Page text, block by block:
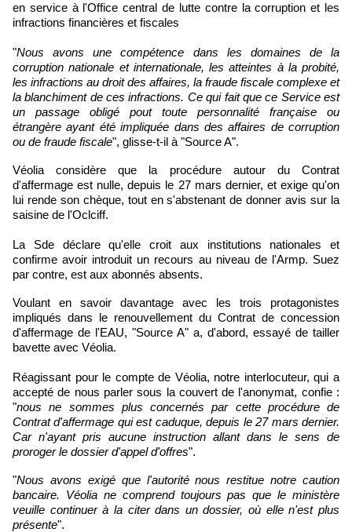
en service à l'Office central de lutte contre la corruption et les
infractions financières et fiscales
"Nous avons une compétence dans les domaines de la
corruption nationale et internationale, les atteintes à la probité,
les infractions au droit des affaires, la fraude fiscale complexe et
la blanchiment de ces infractions. Ce qui fait que ce Service est
un passage obligé pout toute personnalité française ou
étrangère ayant été impliquée dans des affaires de corruption
ou de fraude fiscale", glisse-t-il à "Source A".
Véolia considère que la procédure autour du Contrat
d'affermage est nulle, depuis le 27 mars dernier, et exige qu'on
lui rende son chèque, tout en s'abstenant de donner avis sur la
saisine de l'Oclciff.
La Sde déclare qu'elle croit aux institutions nationales et
confirme avoir introduit un recours au niveau de l'Armp. Suez
par contre, est aux abonnés absents.
Voulant en savoir davantage avec les trois protagonistes
impliqués dans le renouvellement du Contrat de concession
d'affermage de l'EAU, "Source A" a, d'abord, essayé de tailler
bavette avec Véolia.
Réagissant pour le compte de Véolia, notre interlocuteur, qui a
accepté de nous parler sous la couvert de l'anonymat, confie :
"nous ne sommes plus concernés par cette procédure de
Contrat d'affermage qui est caduque, depuis le 27 mars dernier.
Car n'ayant pris aucune instruction allant dans le sens de
proroger le dossier d'appel d'offres".
"Nous avons exigé que l'autorité nous restitue notre caution
bancaire. Véolia ne comprend toujours pas que le ministère
veuille continuer à la citer dans un dossier, où elle n'est plus
présente".